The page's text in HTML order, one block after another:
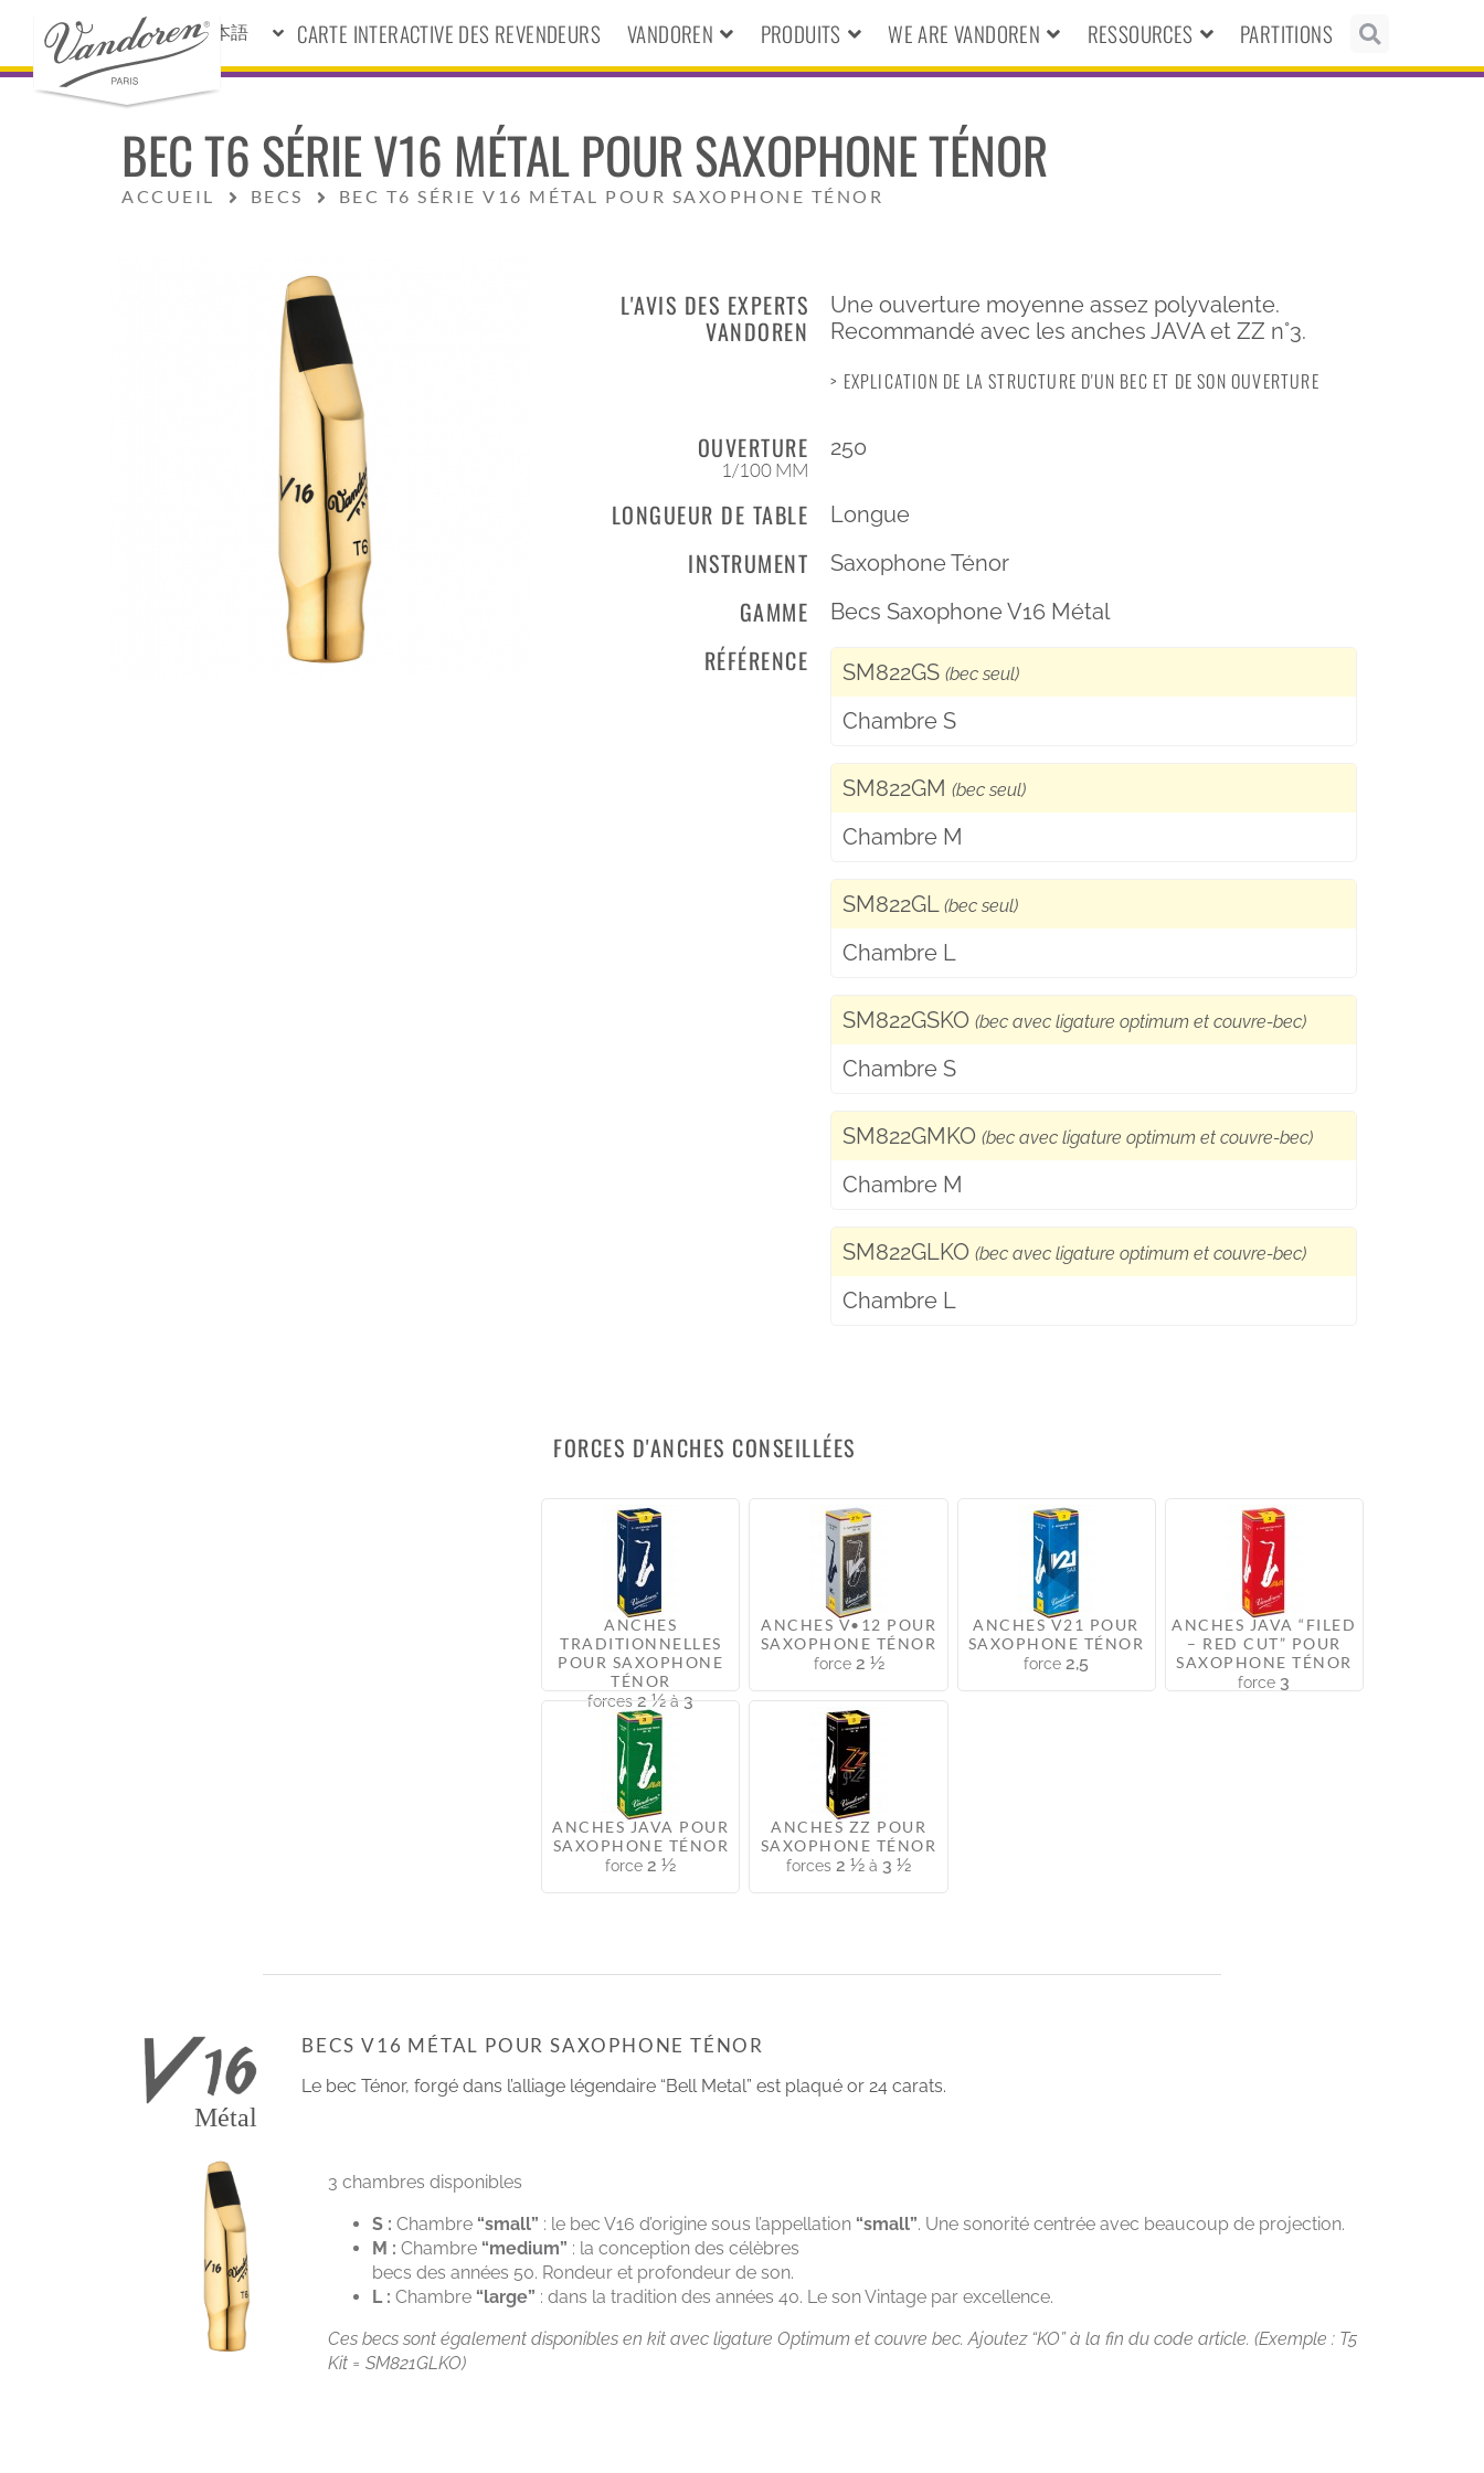
日本語 CARTE INTERACTIVE DES REVENDEURS VANDOREN PRODUITS WE ARE VANDOREN RESSOURCES PARTITIONS
BEC T6 SÉRIE V16 MÉTAL POUR SAXOPHONE TÉNOR
ACCUEIL BECS BEC T6 SÉRIE V16 MÉTAL POUR SAXOPHONE TÉNOR
L'AVIS DES EXPERTS
VANDOREN
Une ouverture moyenne assez polyvalente.
Recommandé avec les anches JAVA et ZZ n°3.
> EXPLICATION DE LA STRUCTURE D'UN BEC ET DE SON OUVERTURE
OUVERTURE
1/100 MM
250
LONGUEUR DE TABLE Longue
INSTRUMENT Saxophone Ténor
GAMME Becs Saxophone V16 Métal
RÉFÉRENCE SM822GS(bec seul)
Chambre S
SM822GM(bec seul)
Chambre M
SM822GL(bec seul)
Chambre L
SM822GSKO(bec avec ligature optimum et couvre-bec)
Chambre S
SM822GMKO(bec avec ligature optimum et couvre-bec)
Chambre M
SM822GLKO(bec avec ligature optimum et couvre-bec)
Chambre L
FORCES D'ANCHES CONSEILLÉES
ANCHES
TRADITIONNELLES
POUR SAXOPHONE
TÉNOR
forces2 ½à3
ANCHES V•12 POUR
SAXOPHONE TÉNOR
force 2 ½
ANCHES V21 POUR
SAXOPHONE TÉNOR
force 2,5
ANCHES JAVA “FILED
– RED CUT” POUR
SAXOPHONE TÉNOR
force 3
ANCHES JAVA POUR
SAXOPHONE TÉNOR
force 2 ½
ANCHES ZZ POUR
SAXOPHONE TÉNOR
forces 2 ½ à 3 ½
Métal
BECS V16 MÉTAL POUR SAXOPHONE TÉNOR
Le bec Ténor, forgé dans l’alliage légendaire “Bell Metal” est plaqué or 24 carats.
3 chambres disponibles
S : Chambre“small” : le bec V16 d’origine sous l’appellation “small”. Une sonorité centrée avec beaucoup de projection.
M : Chambre “medium” : la conception des célèbres
becs des années 50. Rondeur et profondeur de son.
L : Chambre“large” : dans la tradition des années 40. Le son Vintage par excellence.
Ces becs sont également disponibles en kit avec ligature Optimum et couvre bec. Ajoutez “KO” à la fin du code article. (Exemple : T5
Kit = SM821GLKO)